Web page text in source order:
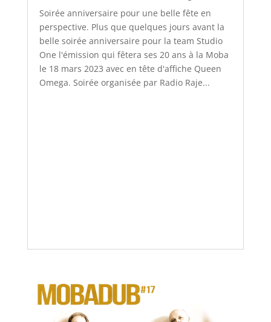
Soirée anniversaire pour une belle fête en
perspective. Plus que quelques jours avant la
belle soirée anniversaire pour la team Studio
One l'émission qui fêtera ses 20 ans à la Moba
le 18 mars 2023 avec en tête d'affiche Queen
Omega. Soirée organisée par Radio Raje...